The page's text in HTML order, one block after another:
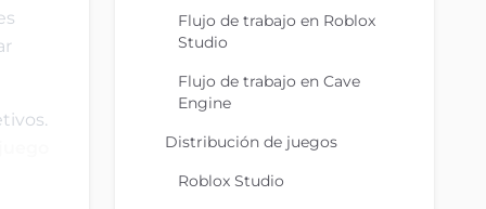
Flujo de trabajo en Roblox
Studio
Flujo de trabajo en Cave
Engine
Distribución de juegos
Roblox Studio